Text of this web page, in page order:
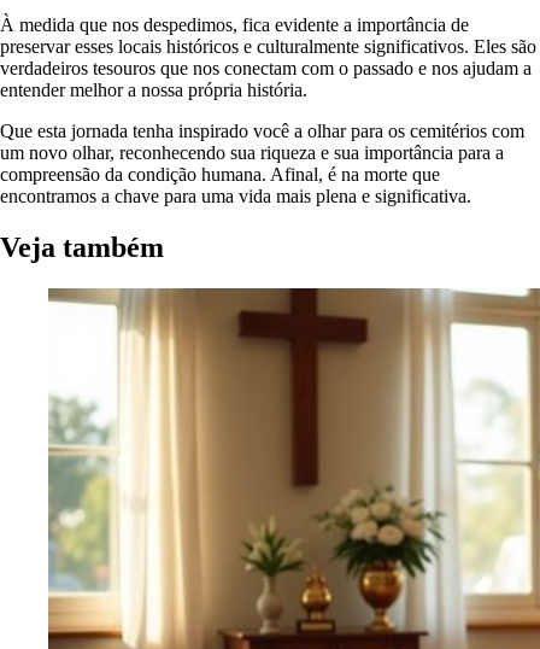
À medida que nos despedimos, fica evidente a importância de
preservar esses locais históricos e culturalmente significativos. Eles são
verdadeiros tesouros que nos conectam com o passado e nos ajudam a
entender melhor a nossa própria história.
Que esta jornada tenha inspirado você a olhar para os cemitérios com
um novo olhar, reconhecendo sua riqueza e sua importância para a
compreensão da condição humana. Afinal, é na morte que
encontramos a chave para uma vida mais plena e significativa.
Veja também